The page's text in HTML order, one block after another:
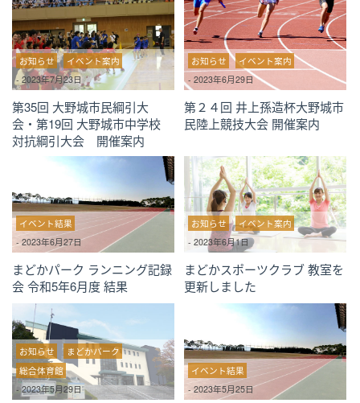
お知らせ
イベント案内
-2023年7月23日
第35回 大野城市民綱引大
会・第19回 大野城市中学校
対抗綱引大会 開催案内
お知らせ
イベント案内
-2023年6月29日
第２４回 井上孫造杯大野城市
民陸上競技大会 開催案内
イベント結果
-2023年6月27日
まどかパーク ランニング記録
会 令和5年6月度 結果
お知らせ
イベント案内
-2023年6月1日
まどかスポーツクラブ 教室を
更新しました
お知らせ
まどかパーク
総合体育館
-2023年5月29日
イベント結果
-2023年5月25日